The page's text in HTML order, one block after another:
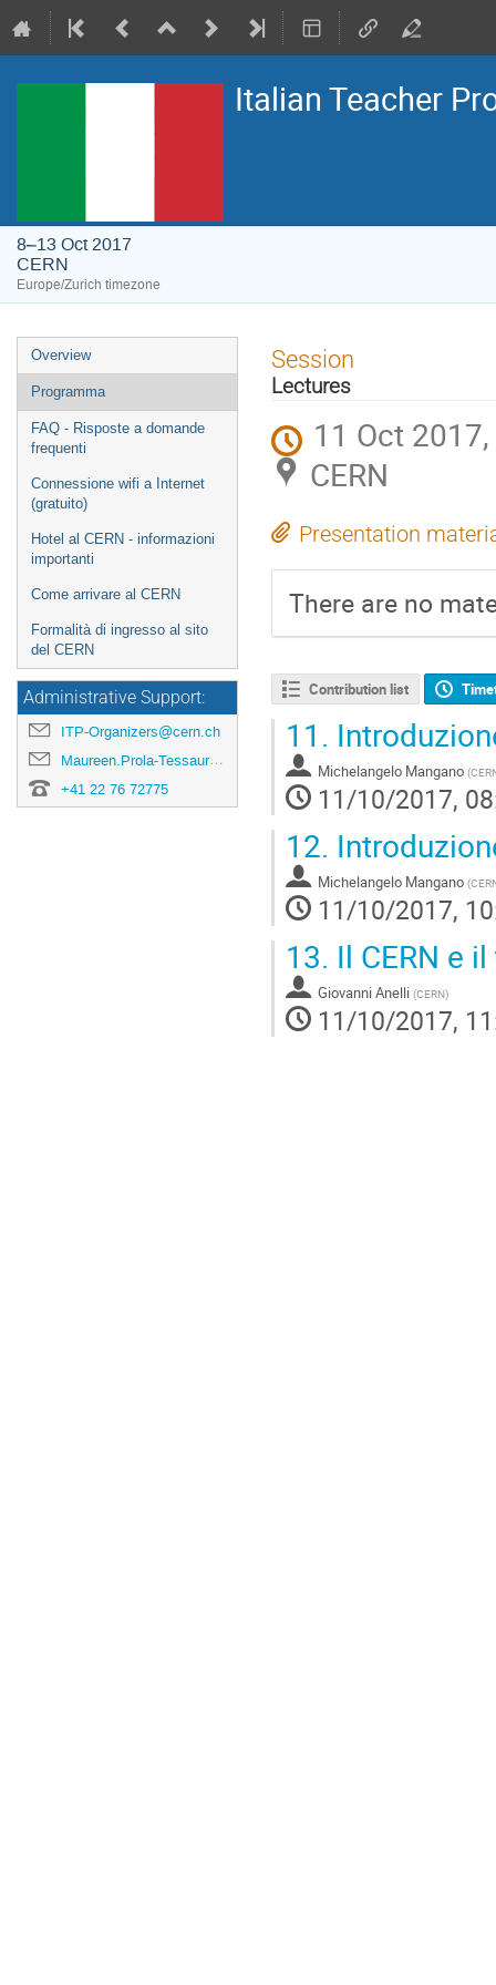
Italian Teacher
8–13 Oct 2017
CERN
Europe/Zurich timezone
Event
menu
Overview
Programma
FAQ - Risposte a domande
frequenti
Connessione wifi a Internet
(gratuito)
Hotel al CERN - informazioni
importanti
Come arrivare al CERN
Formalità di ingresso al sito
del CERN
Administrative Support:
ITP-Organizers@cern.ch
Maureen.Prola-Tessaur@cern.ch
+41 22 76 72775
Session
Lectures
11 Oct
CERN
Presentation
There are no
Contribution list
11.
Michelangelo Mangano (
11/10/2017,
12.
Michelangelo Mangano (
11/10/2017,
13. Il CERN e
Giovanni Anelli (CERN)
11/10/2017,